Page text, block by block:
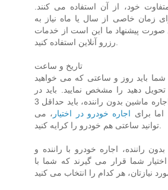
خود، از آن استفاده می کنند.
زمان خاصی از سال یا ماه نیاز به
صورت پیشنهاد ما این است از خدمات
تاریخ و ساعت
شما باید روز و ساعتی که می خواهید
دهید را مشخص نمایید. باید در
نظر داشته باشید که برای اجاره ماشین بدون راننده، باید حداقل 3
اما برای اجاره خودرو در اختیار ، می
راننده، اجاره خودرو با راننده و
شما قرار می گیرند که شما با